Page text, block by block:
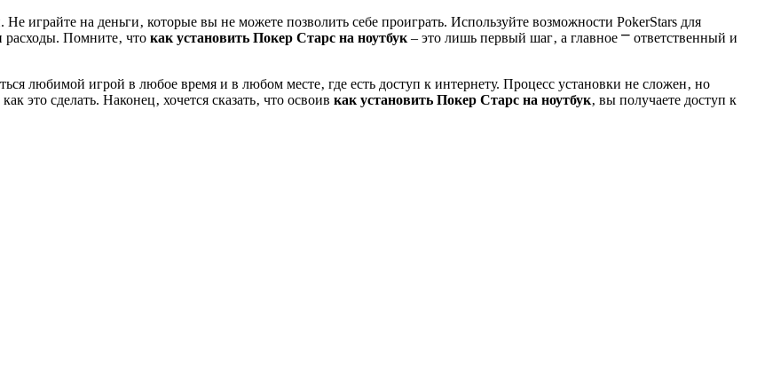
играйте на деньги‚ которые вы не можете позволить себе проиграть. Используйте возможности PokerStars для
расходы. Помните‚ что как установить Покер Старс на ноутбук ‒ это лишь первый шаг‚ а главное ⎻ ответственный и
любимой игрой в любое время и в любом месте‚ где есть доступ к интернету. Процесс установки не сложен‚ но
это сделать. Наконец‚ хочется сказать‚ что освоив как установить Покер Старс на ноутбук‚ вы получаете доступ к